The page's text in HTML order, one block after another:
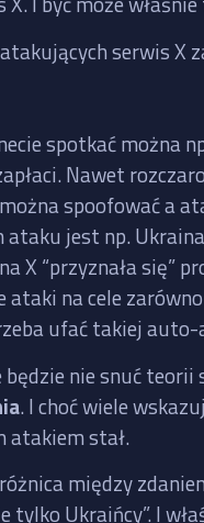
serwis X
spotkać można
Nawet
spoofować a
ataku jest np.
X “przyznała się”
ataki na cele
ufać takiej
nie snuć teorii
. I choć wiele
atakiem stał.
między
tylko Ukraińcy”. I